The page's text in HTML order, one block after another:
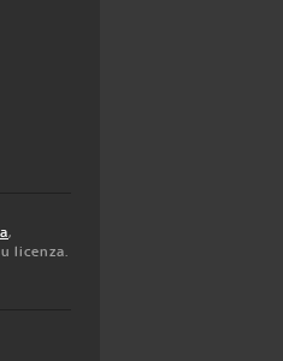
,
licenza.